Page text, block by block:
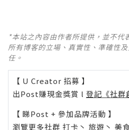
*本站之內容由作者所提供，並不代
所有博客的立場、真實性、準確性
任。
【 U Creator 招募 】
出Post賺現金獎賞 l 登記《社群
【 睇Post + 參加品牌活動 】
瀏覽更多社群 打卡 丶 旅遊 丶 美